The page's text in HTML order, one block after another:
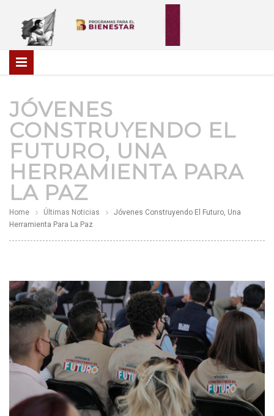
JÓVENES
CONSTRUYENDO EL
FUTURO, UNA
HERRAMIENTA PARA
LA PAZ
Home Últimas Noticias
Jóvenes Construyendo El Futuro, Una
Herramienta Para La Paz